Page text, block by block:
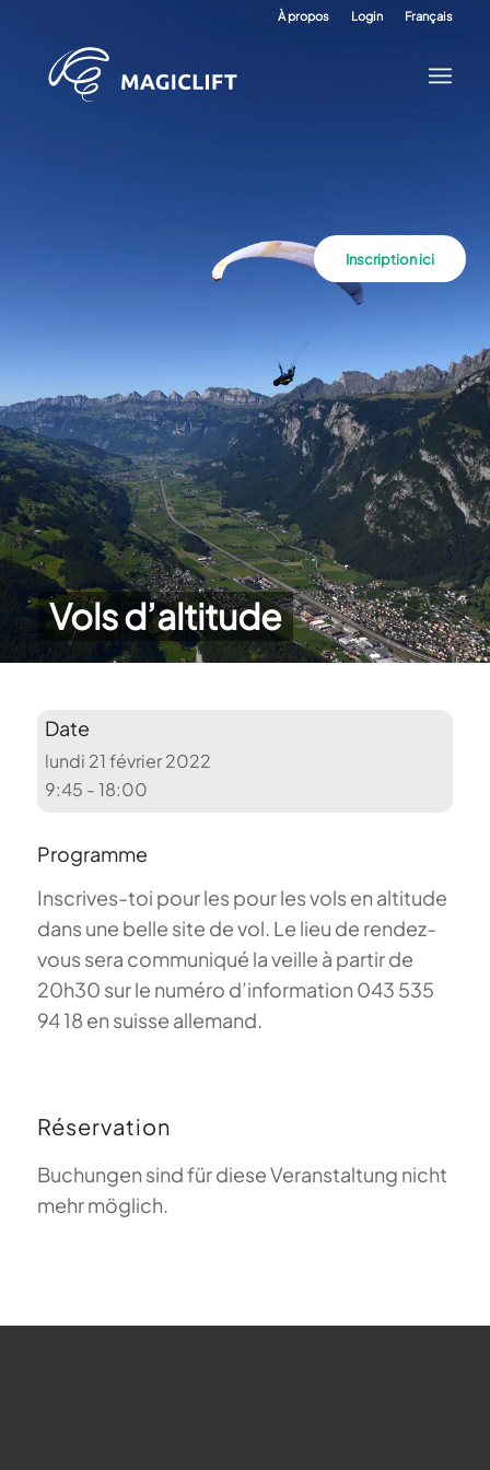
À propos Login Français
Vols d’altitude
Inscription ici
Date
lundi 21 février 2022
9:45 - 18:00
Programme
Inscrives-toi pour les pour les vols en altitude
dans une belle site de vol. Le lieu de rendez-
vous sera communiqué la veille à partir de
20h30 sur le numéro d’information 043 535
94 18 en suisse allemand.
Réservation
Buchungen sind für diese Veranstaltung nicht
mehr möglich.